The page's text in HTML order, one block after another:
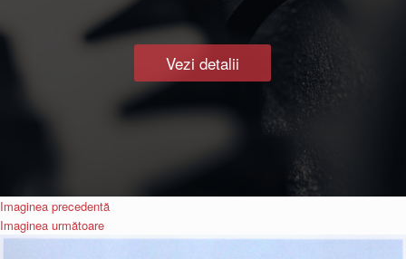
Vezi detalii
Imaginea precedentă
Imaginea următoare